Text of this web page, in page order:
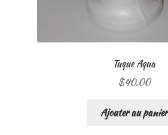
Tuque Aqua
$40.00
Ajouter au panier